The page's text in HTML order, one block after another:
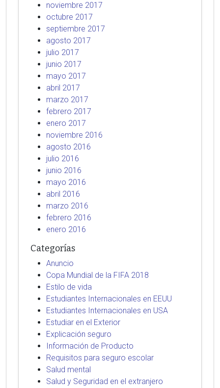
noviembre 2017
octubre 2017
septiembre 2017
agosto 2017
julio 2017
junio 2017
mayo 2017
abril 2017
marzo 2017
febrero 2017
enero 2017
noviembre 2016
agosto 2016
julio 2016
junio 2016
mayo 2016
abril 2016
marzo 2016
febrero 2016
enero 2016
Categorías
Anuncio
Copa Mundial de la FIFA 2018
Estilo de vida
Estudiantes Internacionales en EEUU
Estudiantes Internacionales en USA
Estudiar en el Exterior
Explicación seguro
Información de Producto
Requisitos para seguro escolar
Salud mental
Salud y Seguridad en el extranjero